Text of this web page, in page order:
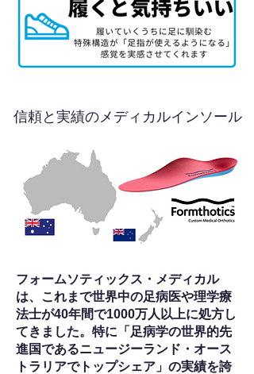
信頼と実績のメディカルインソール
フォームソティックス・メディカル
は、これまで世界中の足病医や理学療
法士が40年間で1000万人以上に処方し
てきました。特に「足病学の世界的先
進国であるニュージーランド・オース
トラリアでトップシェア」の実績を誇